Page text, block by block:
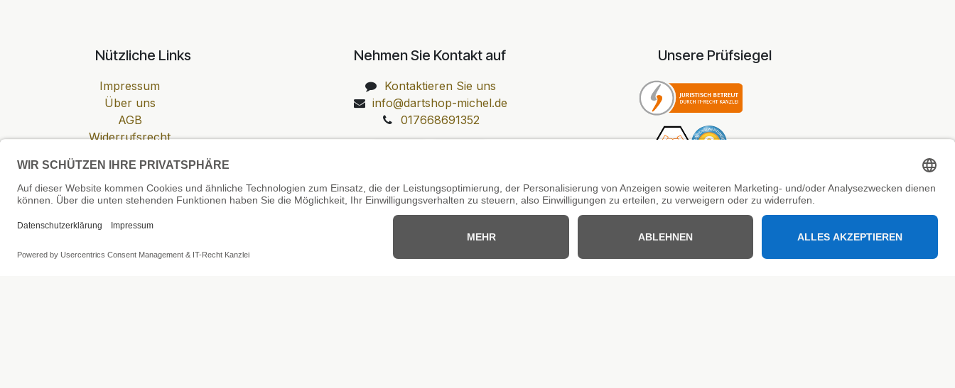
Nützliche Links
Impressum
Über uns
AGB
Widerrufsrecht
Zahlung & Versand
Cookie-Einstellungen
Nehmen Sie Kontakt auf
Kontaktieren Sie uns
info@dartshop-michel.de
017668691352
Unsere Prüfsiegel